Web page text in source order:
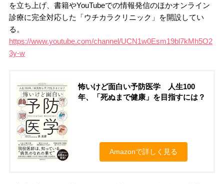
を立ち上げ、書籍やYouTubeでの情報発信のほかオンライン
診療に完全対応した「ウチカラクリニック」を開設してい
る。
https://www.youtube.com/channel/UCN1w0Esm19bl7kMh5O2
3y-w
怖いけど面白い予防医学 人生100
年、「死ぬまで健康」を目指すには？
Amazonで詳しく見る